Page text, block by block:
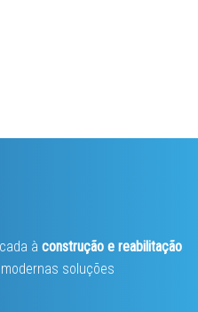
à construção e reabilitação
soluções